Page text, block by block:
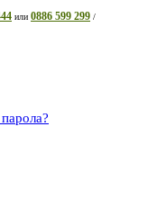
или 0886 599 299 /